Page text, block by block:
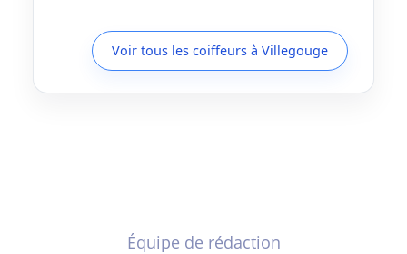
Voir tous les coiffeurs à Villegouge
Équipe de rédaction